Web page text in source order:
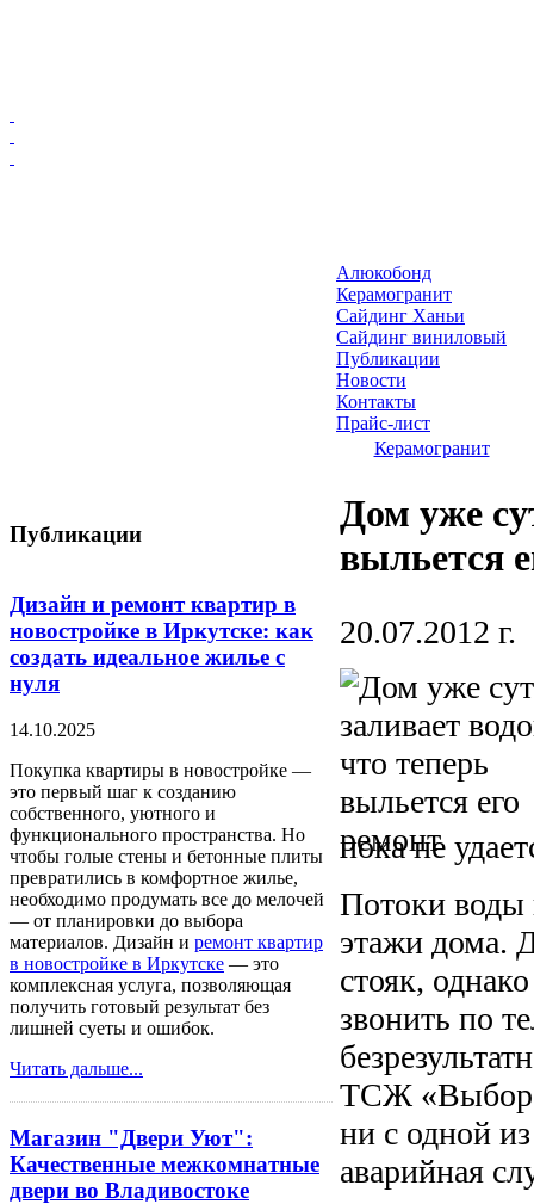
Публикации
Дизайн и ремонт квартир в
новостройке в Иркутске: как
создать идеальное жилье с
нуля
14.10.2025
Покупка квартиры в новостройке —
это первый шаг к созданию
собственного, уютного и
функционального пространства. Но
чтобы голые стены и бетонные плиты
превратились в комфортное жилье,
необходимо продумать все до мелочей
— от планировки до выбора
материалов. Дизайн и ремонт квартир
в новостройке в Иркутске — это
комплексная услуга, позволяющая
получить готовый результат без
лишней суеты и ошибок.
Читать дальше...
Магазин "Двери Уют":
Качественные межкомнатные
двери во Владивостоке
Алюкобонд
Керамогранит
Сайдинг Ханьи
Сайдинг виниловый
Публикации
Новости
Контакты
Прайс-лист
Керамогранит
Дом уже
выльется
20.07.2012 г.
пока не
Потоки воды
этажи дома.
стояк,
звонить по
ТСЖ «Выбор
ни с одной
аварийная